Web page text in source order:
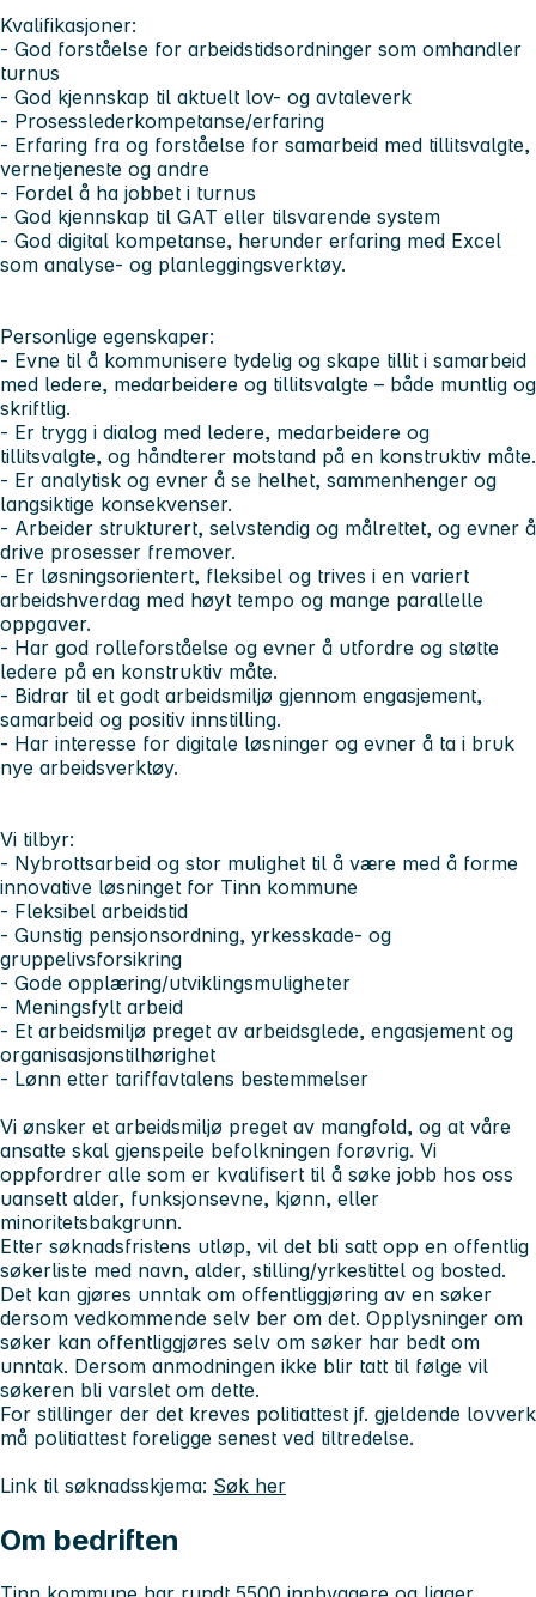
Kvalifikasjoner:
- God forståelse for arbeidstidsordninger som omhandler
turnus
- God kjennskap til aktuelt lov- og avtaleverk
- Prosesslederkompetanse/erfaring
- Erfaring fra og forståelse for samarbeid med tillitsvalgte,
vernetjeneste og andre
- Fordel å ha jobbet i turnus
- God kjennskap til GAT eller tilsvarende system
- God digital kompetanse, herunder erfaring med Excel
som analyse- og planleggingsverktøy.
Personlige egenskaper:
- Evne til å kommunisere tydelig og skape tillit i samarbeid
med ledere, medarbeidere og tillitsvalgte – både muntlig og
skriftlig.
- Er trygg i dialog med ledere, medarbeidere og
tillitsvalgte, og håndterer motstand på en konstruktiv måte.
- Er analytisk og evner å se helhet, sammenhenger og
langsiktige konsekvenser.
- Arbeider strukturert, selvstendig og målrettet, og evner å
drive prosesser fremover.
- Er løsningsorientert, fleksibel og trives i en variert
arbeidshverdag med høyt tempo og mange parallelle
oppgaver.
- Har god rolleforståelse og evner å utfordre og støtte
ledere på en konstruktiv måte.
- Bidrar til et godt arbeidsmiljø gjennom engasjement,
samarbeid og positiv innstilling.
- Har interesse for digitale løsninger og evner å ta i bruk
nye arbeidsverktøy.
Vi tilbyr:
- Nybrottsarbeid og stor mulighet til å være med å forme
innovative løsninget for Tinn kommune
- Fleksibel arbeidstid
- Gunstig pensjonsordning, yrkesskade- og
gruppelivsforsikring
- Gode opplæring/utviklingsmuligheter
- Meningsfylt arbeid
- Et arbeidsmiljø preget av arbeidsglede, engasjement og
organisasjonstilhørighet
- Lønn etter tariffavtalens bestemmelser
Vi ønsker et arbeidsmiljø preget av mangfold, og at våre
ansatte skal gjenspeile befolkningen forøvrig. Vi
oppfordrer alle som er kvalifisert til å søke jobb hos oss
uansett alder, funksjonsevne, kjønn, eller
minoritetsbakgrunn.
Etter søknadsfristens utløp, vil det bli satt opp en offentlig
søkerliste med navn, alder, stilling/yrkestittel og bosted.
Det kan gjøres unntak om offentliggjøring av en søker
dersom vedkommende selv ber om det. Opplysninger om
søker kan offentliggjøres selv om søker har bedt om
unntak. Dersom anmodningen ikke blir tatt til følge vil
søkeren bli varslet om dette.
For stillinger der det kreves politiattest jf. gjeldende lovverk
må politiattest foreligge senest ved tiltredelse.
Link til søknadsskjema: Søk her
Om bedriften